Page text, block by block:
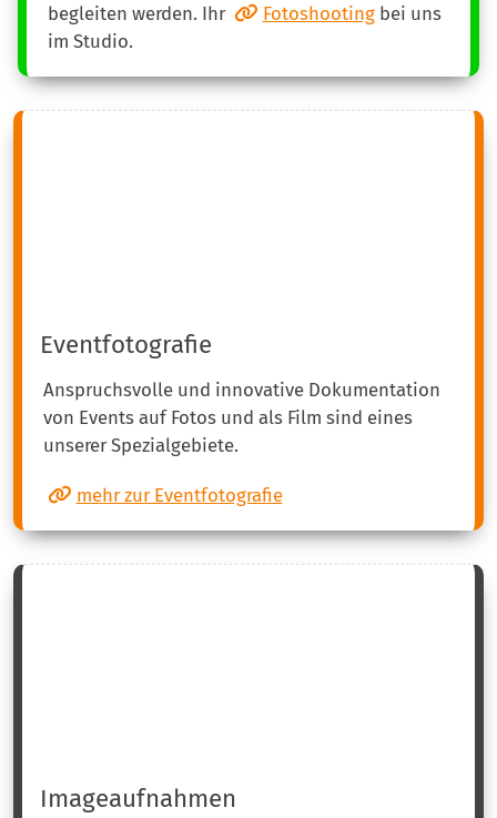
begleiten werden. Ihr
Fotoshootingbei uns
im Studio.
Eventfotografie
Anspruchsvolle und innovative Dokumentation
von Events auf Fotos und als Film sind eines
unserer Spezialgebiete.
mehr zur Eventfotografie
Imageaufnahmen